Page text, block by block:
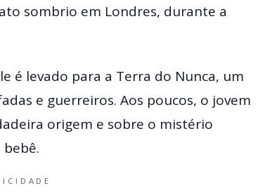
sombrio em Londres, durante a
é levado para a Terra do Nunca, um
e guerreiros. Aos poucos, o jovem
origem e sobre o mistério